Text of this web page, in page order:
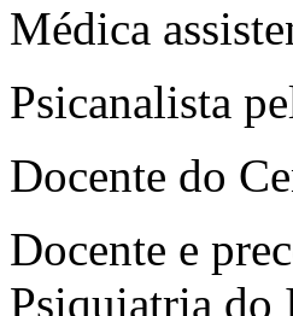
Médica
Psicanalista
Docente do
Docente e
Psiquiatria